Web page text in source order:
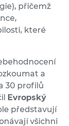
přičemž
které
a
30 profilů
Evropský
představují
všichni